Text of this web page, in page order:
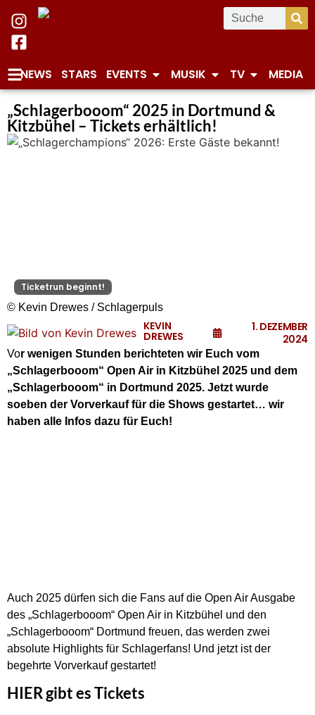
NEWS STARS EVENTS MUSIK TV MEDIA
„Schlagerbooom“ 2025 in Dortmund &
Kitzbühel – Tickets erhältlich!
Ticketrun beginnt!
© Kevin Drewes / Schlagerpuls
KEVIN
DREWES
1. DEZEMBER
2024
Vor wenigen Stunden berichteten wir Euch vom
„Schlagerbooom“ Open Air in Kitzbühel 2025 und dem
„Schlagerbooom“ in Dortmund 2025. Jetzt wurde
soeben der Vorverkauf für die Shows gestartet… wir
haben alle Infos dazu für Euch!
Auch 2025 dürfen sich die Fans auf die Open Air Ausgabe
des „Schlagerbooom“ Open Air in Kitzbühel und den
„Schlagerbooom“ Dortmund freuen, das werden zwei
absolute Highlights für Schlagerfans! Und jetzt ist der
begehrte Vorverkauf gestartet!
HIER gibt es Tickets